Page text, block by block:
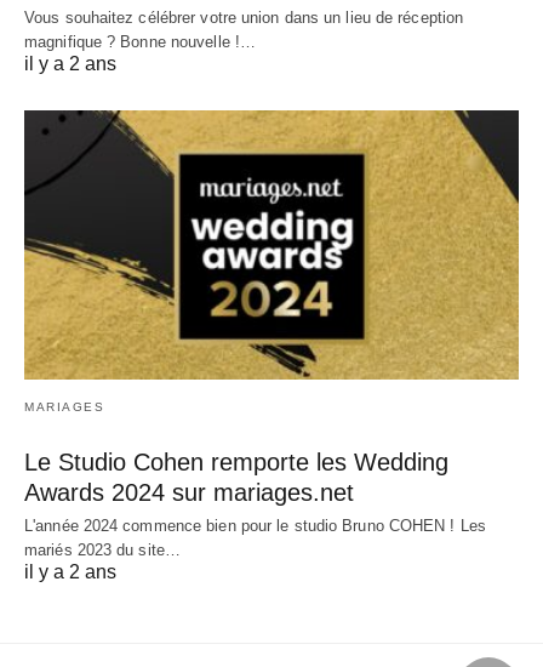
Vous souhaitez célébrer votre union dans un lieu de réception
magnifique ? Bonne nouvelle !…
il y a 2 ans
MARIAGES
Le Studio Cohen remporte les Wedding
Awards 2024 sur mariages.net
L'année 2024 commence bien pour le studio Bruno COHEN ! Les
mariés 2023 du site…
il y a 2 ans